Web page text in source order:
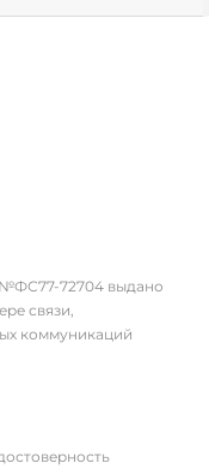
72704 выдано
связи,
коммуникаций